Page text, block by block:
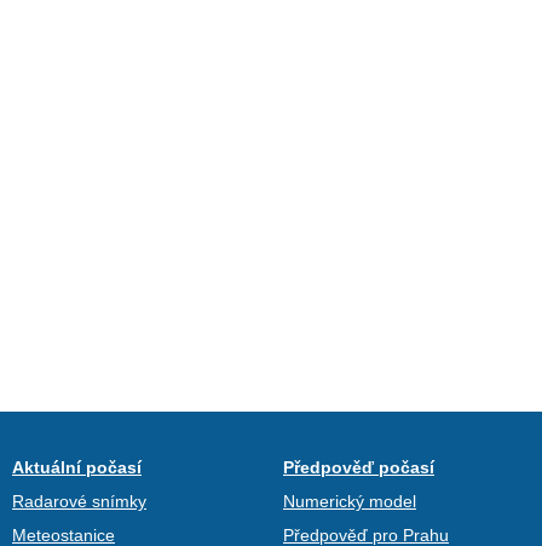
Aktuální počasí
Radarové snímky
Meteostanice
Předpověď počasí
Numerický model
Předpověď pro Prahu